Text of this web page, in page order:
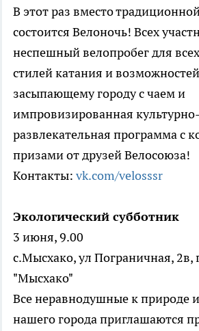
В этот раз вместо
состоится Велоночь! Всех
неспешный велопробег для
стилей катания и
засыпающему городу с чаем и
импровизированная культурно-
развлекательная программа с
призами от друзей Велосоюза!
Контакты: vk.com/velosssr
Экологический субботник
3 июня, 9.00
с.Мысхако, ул Пограничная, 2в,
"Мысхако"
Все неравнодушные к природе
нашего города приглашаются